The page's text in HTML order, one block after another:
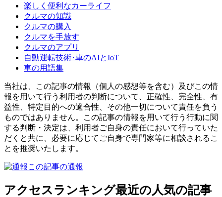
楽しく便利なカーライフ
クルマの知識
クルマの購入
クルマを手放す
クルマのアプリ
自動運転技術･車のAIとIoT
車の用語集
当社は、この記事の情報（個人の感想等を含む）及びこの情
報を用いて行う利用者の判断について、正確性、完全性、有
益性、特定目的への適合性、その他一切について責任を負う
ものではありません。この記事の情報を用いて行う行動に関
する判断・決定は、利用者ご自身の責任において行っていた
だくと共に、必要に応じてご自身で専門家等に相談されるこ
とを推奨いたします。
この記事の通報
アクセスランキング最近の人気の記事